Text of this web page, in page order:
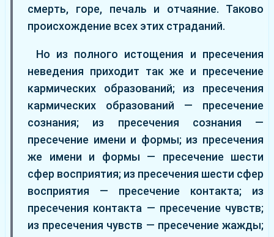
смерть, горе, печаль и отчаяние. Таково
происхождение всех этих страданий.
Но из полного истощения и пресечения
неведения приходит так же и пресечение
кармических образований; из пресечения
кармических образований — пресечение
сознания; из пресечения сознания —
пресечение имени и формы; из пресечения
же имени и формы — пресечение шести
сфер восприятия; из пресечения шести сфер
восприятия — пресечение контакта; из
пресечения контакта — пресечение чувств;
из пресечения чувств — пресечение жажды;